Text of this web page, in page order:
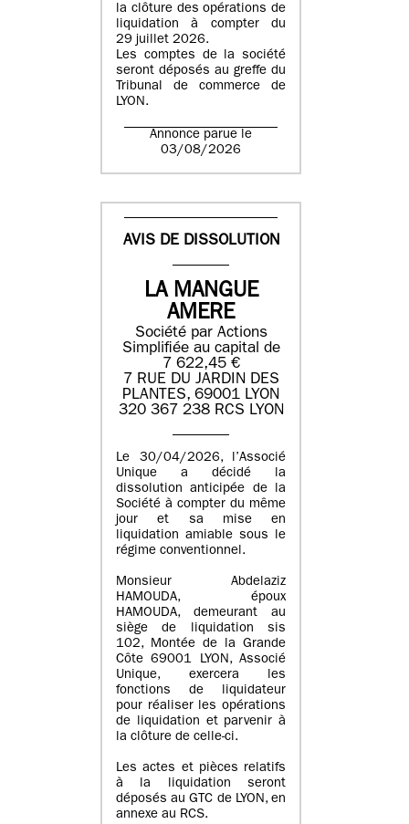
la clôture des opérations de
liquidation à compter du
29 juillet 2026.
Les comptes de la société
seront déposés au greffe du
Tribunal de commerce de
LYON.
Annonce parue le
03/08/2026
AVIS DE DISSOLUTION
LA MANGUE
AMERE
Société par Actions
Simplifiée au capital de
7 622,45 €
7 RUE DU JARDIN DES
PLANTES, 69001 LYON
320 367 238 RCS LYON
Le 30/04/2026, l’Associé
Unique a décidé la
dissolution anticipée de la
Société à compter du même
jour et sa mise en
liquidation amiable sous le
régime conventionnel.
Monsieur Abdelaziz
HAMOUDA, époux
HAMOUDA, demeurant au
siège de liquidation sis
102, Montée de la Grande
Côte 69001 LYON, Associé
Unique, exercera les
fonctions de liquidateur
pour réaliser les opérations
de liquidation et parvenir à
la clôture de celle-ci.
Les actes et pièces relatifs
à la liquidation seront
déposés au GTC de LYON, en
annexe au RCS.